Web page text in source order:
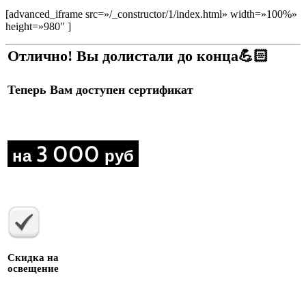
[advanced_iframe src=»/_constructor/1/index.html» width=»100%»
height=»980″ ]
Отлично! Вы долистали до конца💪🏻
Теперь Вам доступен сертификат
на3 000 руб
Скидка на
освещение